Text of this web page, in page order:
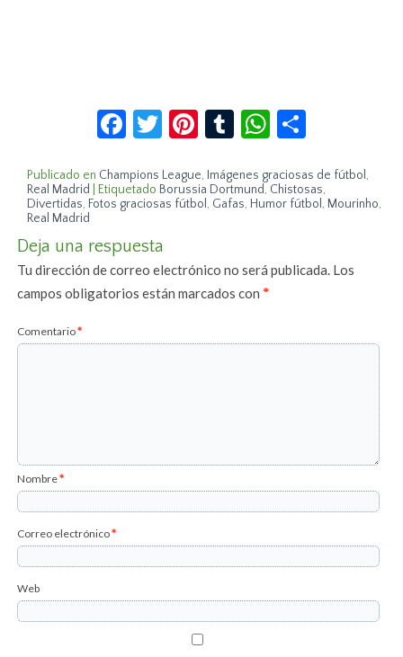
Facebook
Twitter
Pinterest
TumblrWhatsApp
Publicado en Champions League, Imágenes graciosas de fútbol,
Real Madrid
Etiquetado Borussia Dortmund, Chistosas,
Divertidas, Fotos graciosas fútbol, Gafas, Humor fútbol, Mourinho,
Real Madrid
Deja una respuesta
Tu dirección de correo electrónico no será publicada. Los
campos obligatorios están marcados con*
Comentario*
Nombre*
Correo electrónico*
Web